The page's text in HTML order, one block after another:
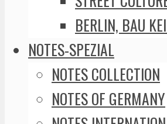
BERLIN, BAU
NOTES-SPEZIAL
NOTES COLLECTION
NOTES OF GERMANY